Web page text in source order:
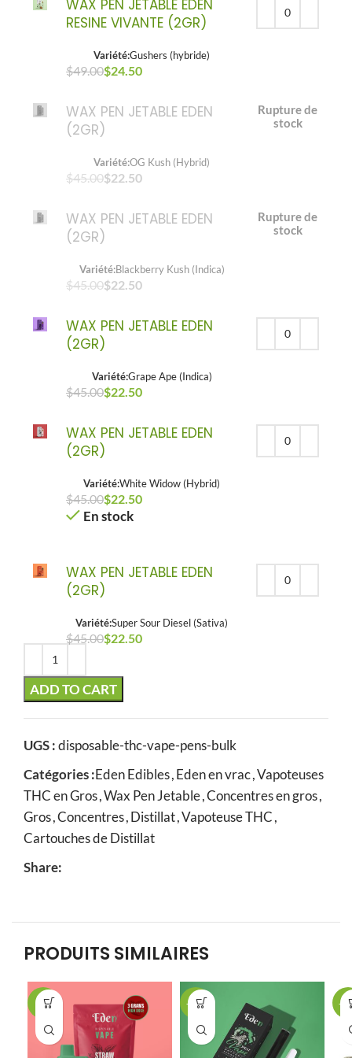
WAX PEN JETABLE EDEN
RESINE VIVANTE (2GR)
Variété:Gushers (hybride)
$49.00Le prix initial était : $49.00.
$24.50
WAX PEN JETABLE EDEN
(2GR)
Variété:OG Kush (Hybrid)
$45.00$22.50
Rupture de
stock
WAX PEN JETABLE EDEN
(2GR)
Variété:Blackberry Kush (Indica)
$45.00$22.50
Rupture de
stock
WAX PEN JETABLE EDEN
(2GR)
Variété:Grape Ape (Indica)
$45.00Le prix initial était : $45.00.
$22.50
WAX PEN JETABLE EDEN
(2GR)
Variété:White Widow (Hybrid)
$45.00Le prix initial était : $45.00.
$22.50
En stock
WAX PEN JETABLE EDEN
(2GR)
Variété:Super Sour Diesel (Sativa)
$45.00Le prix initial était : $45.00.
$22.50
ADD TO CART
UGS :disposable-thc-vape-pens-bulk
Catégories :Eden Edibles,Eden en vrac,Vapoteuses
THC en Gros,Wax Pen Jetable,Concentres en gros,
Gros,Concentres,Distillat,Vapoteuse THC,
Cartouches de Distillat
Share:
PRODUITS SIMILAIRES
-9% -26% -